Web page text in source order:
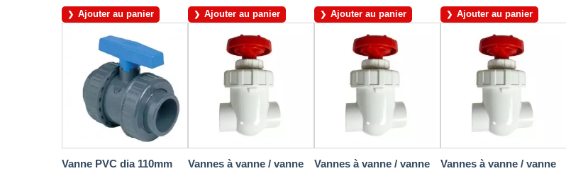
Ajouter au panier Ajouter au panier Ajouter au panier Ajouter au panier
Vanne PVC dia 110mm
Vannes à vanne / vanne
Vannes à vanne / vanne
Vannes à vanne / vanne